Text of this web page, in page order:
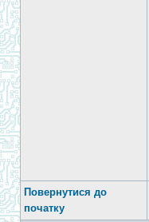
Повернутися до
початку